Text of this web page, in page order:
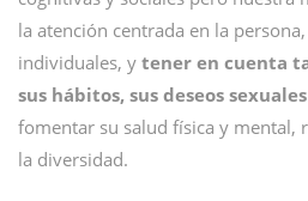
la atención centrada en la
individuales, y tener en cuenta
sus hábitos, sus deseos
fomentar su salud física y mental,
la diversidad.